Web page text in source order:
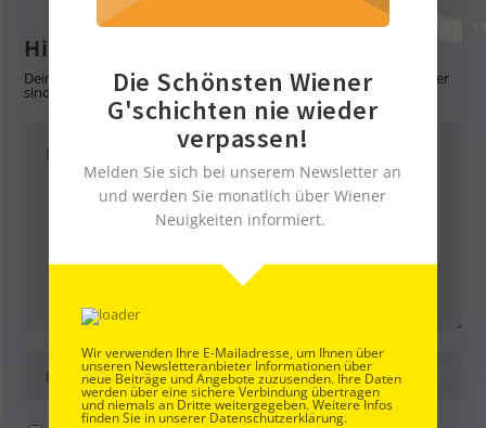
Hinterlasse eine Antwort
Deine E-Mail-Adresse wird nicht veröffentlicht.Erforderliche Felder
sind mit markiert
Die Schönsten Wiener
G'schichten nie wieder
verpassen!
Melden Sie sich bei unserem Newsletter an
und werden Sie monatlich über Wiener
Neuigkeiten informiert.
Wir verwenden Ihre E-Mailadresse, um Ihnen über
unseren Newsletteranbieter Informationen über
neue Beiträge und Angebote zuzusenden. Ihre Daten
werden über eine sichere Verbindung übertragen
und niemals an Dritte weitergegeben. Weitere Infos
finden Sie in unserer Datenschutzerklärung.